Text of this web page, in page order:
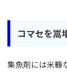
コマセを嵩
集魚剤には米糠